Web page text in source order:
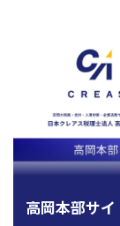
税務セカンド
組織再編税制
四半期決算サポ
会社設立（ス
決算開示書類
人事労務アウ
労使トラブル対
労務デューデ
企業法務・法
コンサルティン
FAS（財務デ
J-SOX（内部
IPOコンサルテ
企業再編コン
補助金・助成
公益法人会計
M&A仲介／
個人の皆様へ
税務・財務サー
相続税申告・
相続計画
高岡本部サ